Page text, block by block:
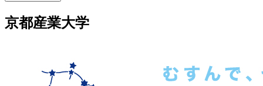
京都産業大学